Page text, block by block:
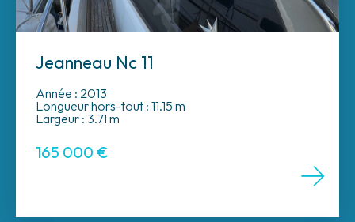
Jeanneau Nc 11
Année : 2013
Longueur hors-tout : 11.15 m
Largeur : 3.71 m
165 000 €